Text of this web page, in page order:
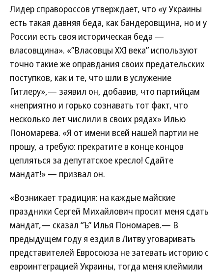
Лидер справороссов утверждает, что «у Украины
есть такая давняя беда, как бандеровщина, но и у
России есть своя историческая беда —
власовщина». «”Власовцы ХХI века” используют
точно такие же оправдания своих предательских
поступков, как и те, что шли в услужение
Гитлеру»,— заявил он, добавив, что партийцам
«неприятно и горько сознавать тот факт, что
несколько лет числили в своих рядах» Илью
Пономарева. «Я от имени всей нашей партии не
прошу, а требую: прекратите в конце концов
цепляться за депутатское кресло! Сдайте
мандат!» — призвал он.
«Возникает традиция: на каждые майские
праздники Сергей Михайлович просит меня сдать
мандат,— сказал “Ъ” Илья Пономарев.— В
предыдущем году я ездил в Литву уговаривать
представителей Евросоюза не затевать историю с
евроинтеграцией Украины, тогда меня клеймили